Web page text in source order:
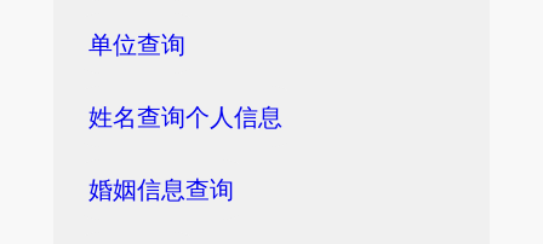
单位查询
姓名查询个人信息
婚姻信息查询